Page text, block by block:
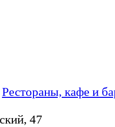
Рестораны, кафе и
47